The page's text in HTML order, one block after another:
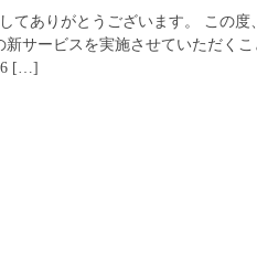
てありがとうございます。 この度、
サービスを実施させていただくこ
[…]